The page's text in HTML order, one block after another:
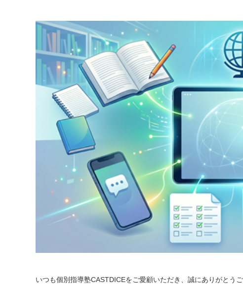
いつも個別指導塾CASTDICEをご愛顧いただき、誠にありがとうご